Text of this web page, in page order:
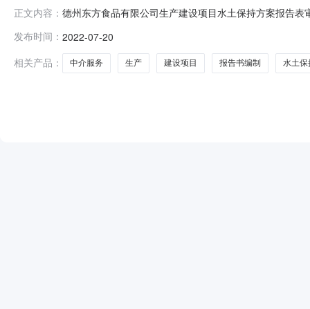
正文内容： 德州东方食品有限公司生产建设项目水土保持方案报告
目水土保持方案编制交易方式直接选取服务内容水保报
算与资质信
发布时间： 2022-07-20
相关产品：
中介服务 生产 建设项目 报告书编制 水土保